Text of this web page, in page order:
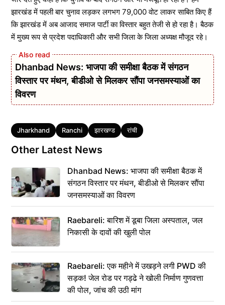
झारखंड में पहली बार चुनाव लड़कर लगभग 79,000 वोट लाकर साबित किए हैं
कि झारखंड में अब आजाद समाज पार्टी का विस्तार बहुत तेजी से हो रहा है। बैठक
में मुख्य रूप से प्रदेश पदाधिकारी और सभी जिला के जिला अध्यक्ष मौजूद रहे।
Dhanbad News: भाजपा की समीक्षा बैठक में संगठन
विस्तार पर मंथन, बीडीओ से मिलकर सौंपा जनसमस्याओं का
विवरण
Tags
Jharkhand Ranchi झारखण्ड रांची
Other Latest News
Dhanbad News: भाजपा की समीक्षा बैठक में
संगठन विस्तार पर मंथन, बीडीओ से मिलकर सौंपा
जनसमस्याओं का विवरण
Raebareli: बारिश में डूबा जिला अस्पताल, जल
निकासी के दावों की खुली पोल
Raebareli: एक महीने में उखड़ने लगी PWD की
सड़क! जेल रोड पर गड्ढे ने खोली निर्माण गुणवत्ता
की पोल, जांच की उठी मांग